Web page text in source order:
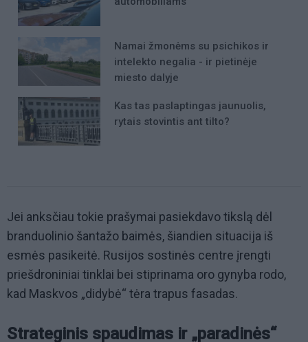
Namai žmonėms su psichikos ir
intelekto negalia - ir pietinėje
miesto dalyje
Kas tas paslaptingas jaunuolis,
rytais stovintis ant tilto?
Jei anksčiau tokie prašymai pasiekdavo tikslą dėl
branduolinio šantažo baimės, šiandien situacija iš
esmės pasikeitė. Rusijos sostinės centre įrengti
priešdroniniai tinklai bei stiprinama oro gynyba rodo,
kad Maskvos „didybė“ tėra trapus fasadas.
Strateginis spaudimas ir „paradinės“